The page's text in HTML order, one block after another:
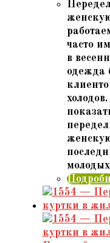
часто
в
одежда